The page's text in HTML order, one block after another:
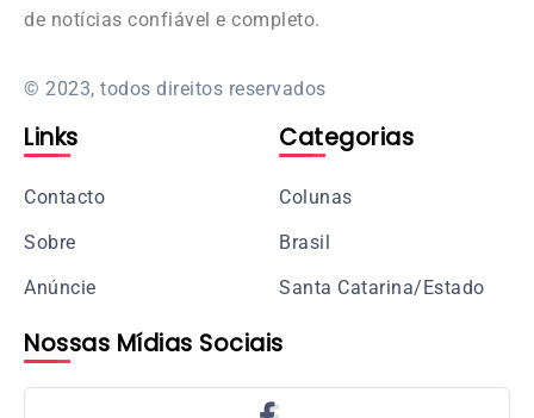
de notícias confiável e completo.
© 2023, todos direitos reservados
Links
Contacto
Sobre
Anúncie
Categorias
Colunas
Brasil
Santa Catarina/Estado
Nossas Mídias Sociais